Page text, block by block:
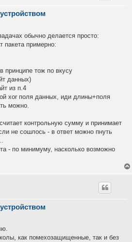
обычно делается просто:
пакета примерно:
принципе тож по вкусу
данных)
из п.4
xor поля данных, иди длины+поля
можно.
контрольную сумму и принимает
не сошлось - в ответ можно пнуть
- по минимуму, насколько возможно
как помехозащищенные, так и без